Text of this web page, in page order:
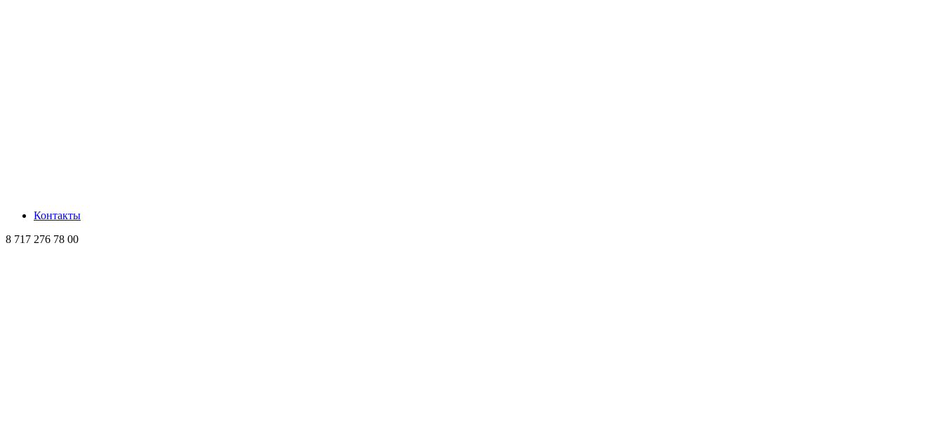
Контакты
8 717 276 78 00